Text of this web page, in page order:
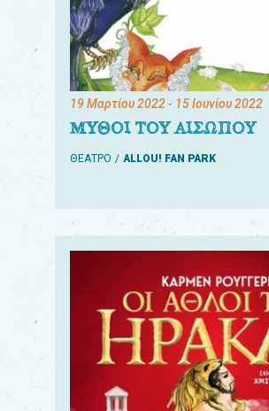
19 Μαρτίου 2022- 15 Ιουνίου 2022
ΜΥΘΟΙ ΤΟΥ ΑΙΣΩΠΟΥ
ΘΕΑΤΡΟ ALLOU! FAN PARK